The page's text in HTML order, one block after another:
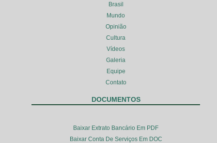
Brasil
Mundo
Opinião
Cultura
Vídeos
Galeria
Equipe
Contato
DOCUMENTOS
Baixar Extrato Bancário Em PDF
Baixar Conta De Serviços Em DOC